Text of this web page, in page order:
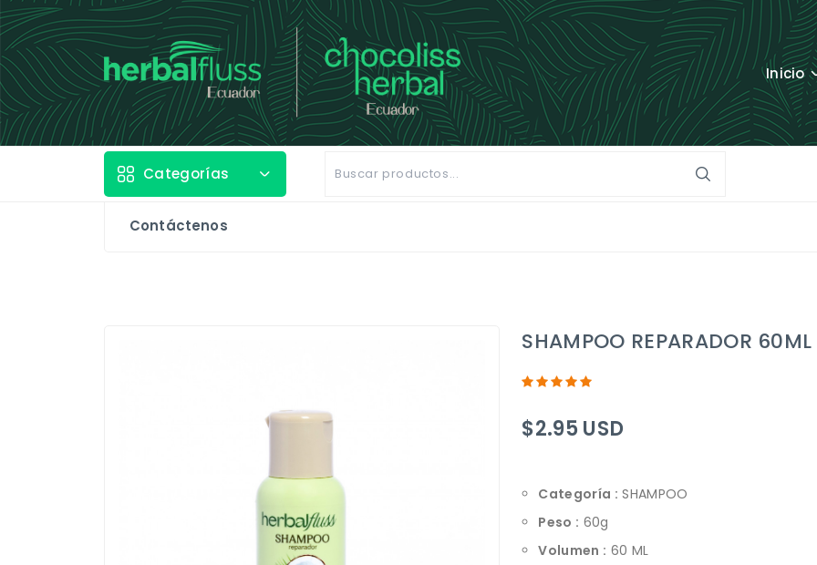
Inicio
Categorías
Contáctenos
SHAMPOO REPARADOR 60ML
$2.95 USD
Categoría : SHAMPOO
Peso : 60g
Volumen : 60 ML